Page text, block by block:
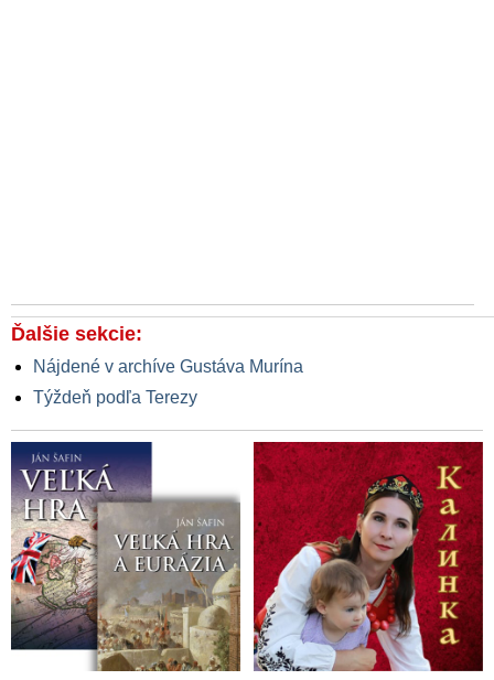
Ďalšie sekcie:
Nájdené v archíve Gustáva Murína
Týždeň podľa Terezy